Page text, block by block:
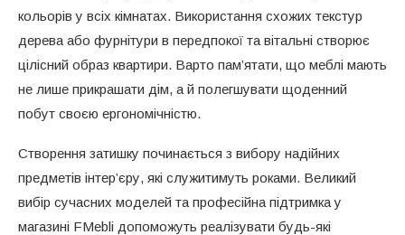
кольорів у всіх кімнатах. Використання схожих текстур
дерева або фурнітури в передпокої та вітальні створює
цілісний образ квартири. Варто пам’ятати, що меблі мають
не лише прикрашати дім, а й полегшувати щоденний
побут своєю ергономічністю.
Створення затишку починається з вибору надійних
предметів інтер’єру, які служитимуть роками. Великий
вибір сучасних моделей та професійна підтримка у
магазині FMebli допоможуть реалізувати будь-які